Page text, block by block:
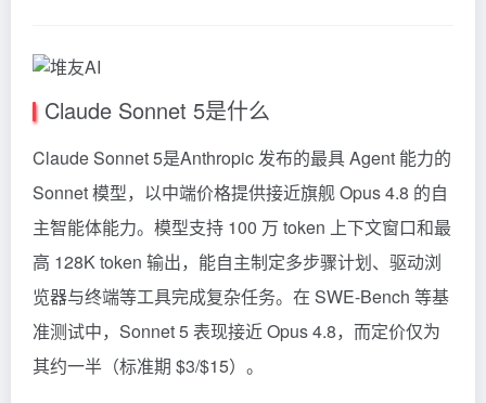
Claude Sonnet 5是什么
ClaudeSonnet 5是Anthropic 发布的最具 Agent 能力的
Sonnet 模型，以中端价格提供接近旗舰 Opus 4.8 的自
主智能体能力。模型支持 100 万 token 上下文窗口和最
高 128K token 输出，能自主制定多步骤计划、驱动浏
览器与终端等工具完成复杂任务。在 SWE-Bench 等基
准测试中，Sonnet 5 表现接近 Opus 4.8，而定价仅为
其约一半（标准期 $3/$15）。